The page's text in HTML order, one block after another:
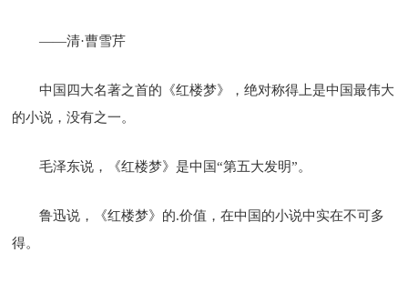
——清·曹雪芹
中国四大名著之首的《红楼梦》，绝对称得上是中国最伟大
的小说，没有之一。
毛泽东说，《红楼梦》是中国“第五大发明”。
鲁迅说，《红楼梦》的.价值，在中国的小说中实在不可多
得。